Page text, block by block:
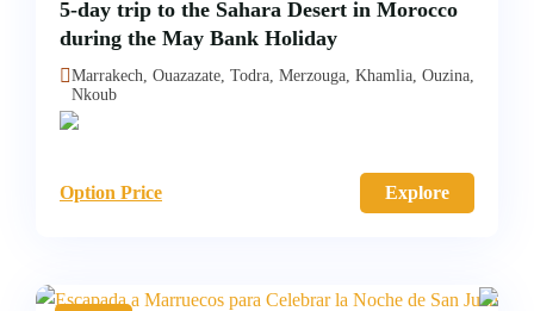
5-day trip to the Sahara Desert in Morocco
during the May Bank Holiday
Marrakech, Ouazazate, Todra, Merzouga, Khamlia, Ouzina,
Nkoub
Option Price Explore